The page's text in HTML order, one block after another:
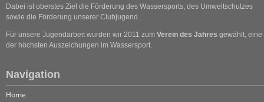
Dabei ist oberstes Ziel die Förderung des Wassersports, des Umweltschutzes
sowie die Förderung unserer Clubjugend.
Für unsere Jugendarbeit wurden wir 2011 zum Verein des Jahres gewählt, eine
der höchsten Auszeichungen im Wassersport.
Navigation
Home